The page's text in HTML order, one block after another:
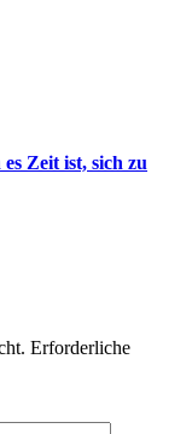
Zeit ist, sich zu
Erforderliche